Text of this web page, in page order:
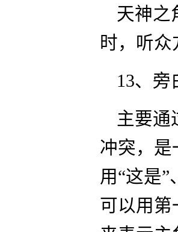
天神之
时，听
13、旁
主要通
冲突，是
用“这是
可以用第